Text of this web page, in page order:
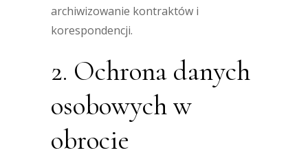
archiwizowanie kontraktów i
korespondencji.
2. Ochrona danych
osobowych w
obrocie